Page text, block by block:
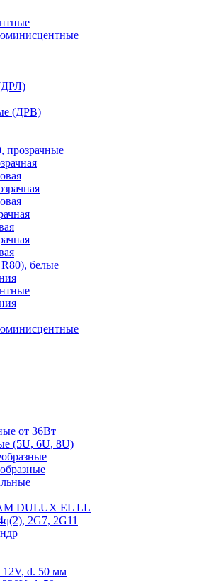
(ДРВ)
прозрачные
белые
от 36Вт
(5U, 6U, 8U)
DULUX EL LL
2G7, 2G11
d. 50 мм